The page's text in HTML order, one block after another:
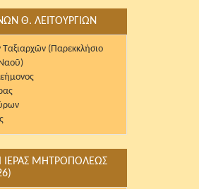
Θ. ΛΕΙΤΟΥΡΓΙΩΝ
(Παρεκκλήσιο
ΙΕΡΑΣ ΜΗΤΡΟΠΟΛΕΩΣ